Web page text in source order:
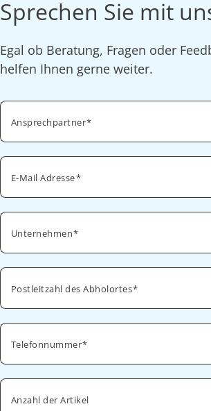
Sprechen Sie mit
Egal ob Beratung, Fragen oder
helfen Ihnen gerne weiter.
Ansprechpartner
E-Mail Adresse
Unternehmen
Postleitzahl des Abholortes
Telefonnummer
Anzahl der Artikel